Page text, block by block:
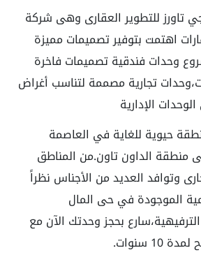
تاورز للتطوير العقارى وهى شركة
اهتمت بتوفير تصميمات مميزة
وحدات فندقية تصميمات فاخرة
تجارية مصممة لتناسب أغراض
الإدارية
حيوية للغاية في العاصمة
منطقة الداون تاون.من المناطق
وتوافد العديد من الأجناس نظراً
الموجودة في حى المال
بحجز وحدتك الآن مع
سنوات.